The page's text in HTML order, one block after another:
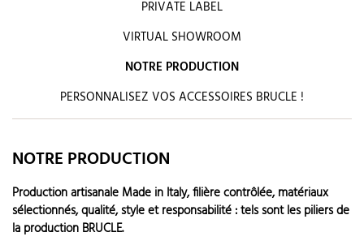
PRIVATE LABEL
VIRTUAL SHOWROOM
NOTRE PRODUCTION
PERSONNALISEZ VOS ACCESSOIRES BRUCLE !
NOTRE PRODUCTION
Production artisanale Made in Italy, filière contrôlée, matériaux
sélectionnés, qualité, style et responsabilité : tels sont les piliers de
la production BRUCLE.